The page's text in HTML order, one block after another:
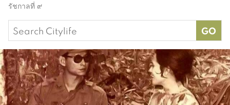
รัชกาลที่ ๙
Search
for: